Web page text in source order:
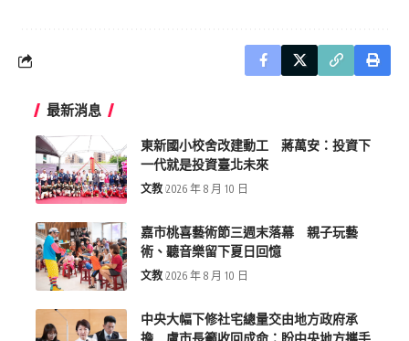
最新消息
東新國小校舍改建動工 蔣萬安：投資下
一代就是投資臺北未來
文教 2026 年 8 月 10 日
嘉市桃喜藝術節三週末落幕 親子玩藝
術、聽音樂留下夏日回憶
文教 2026 年 8 月 10 日
中央大幅下修社宅總量交由地方政府承